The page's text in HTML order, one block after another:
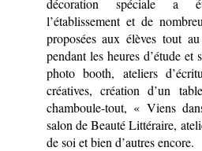
décoration spéciale a
l’établissement et de
proposées aux élèves tout
pendant les heures d’étude
photo booth, ateliers
créatives, création d’un
chamboule-tout, « Viens
salon de Beauté Littéraire,
de soi et bien d’autres encore.